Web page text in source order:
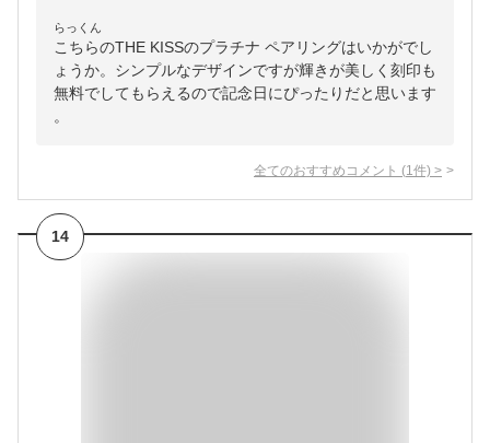
らっくん
こちらのTHE KISSのプラチナ ペアリングはいかがでし
ょうか。シンプルなデザインですが輝きが美しく刻印も
無料でしてもらえるので記念日にぴったりだと思います
。
全てのおすすめコメント (1 件) >
14